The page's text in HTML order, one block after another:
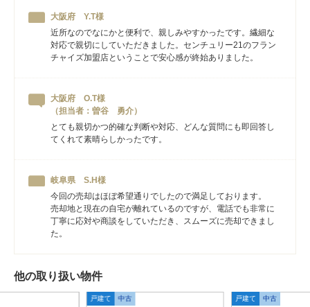
大阪府 Y.T様
近所なのでなにかと便利で、親しみやすかったです。繊細な
対応で親切にしていただきました。センチュリー21のフラン
チャイズ加盟店ということで安心感が終始ありました。
大阪府 O.T様
（担当者：曽谷 勇介）
とても親切かつ的確な判断や対応、どんな質問にも即回答し
てくれて素晴らしかったです。
岐阜県 S.H様
今回の売却はほぼ希望通りでしたので満足しております。
売却地と現在の自宅が離れているのですが、電話でも非常に
丁寧に応対や商談をしていただき、スムーズに売却できまし
た。
他の取り扱い物件
戸建て 中古 戸建て 中古